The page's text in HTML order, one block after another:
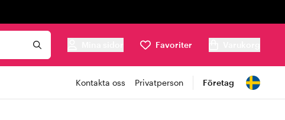
Favoriter
Kontakta oss Privatperson Företag